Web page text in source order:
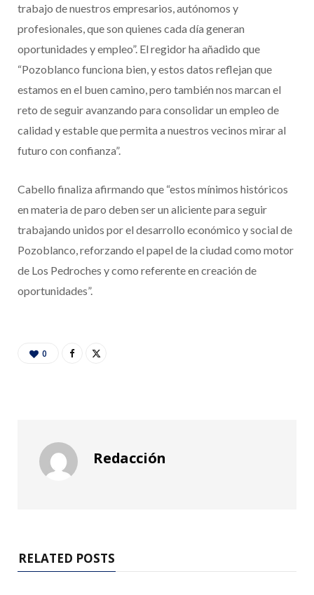
trabajo de nuestros empresarios, autónomos y
profesionales, que son quienes cada día generan
oportunidades y empleo”. El regidor ha añadido que
“Pozoblanco funciona bien, y estos datos reflejan que
estamos en el buen camino, pero también nos marcan el
reto de seguir avanzando para consolidar un empleo de
calidad y estable que permita a nuestros vecinos mirar al
futuro con confianza”.
Cabello finaliza afirmando que “estos mínimos históricos
en materia de paro deben ser un aliciente para seguir
trabajando unidos por el desarrollo económico y social de
Pozoblanco, reforzando el papel de la ciudad como motor
de Los Pedroches y como referente en creación de
oportunidades”.
0
Redacción
RELATED POSTS